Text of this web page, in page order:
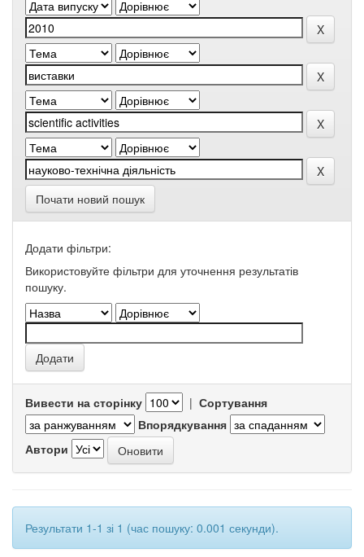
Почати новий пошук
Додати фільтри:
Використовуйте фільтри для уточнення результатів
пошуку.
Вивести на сторінку | Сортування
Впорядкування
Автори
Результати 1-1 зі 1 (час пошуку: 0.001 секунди).